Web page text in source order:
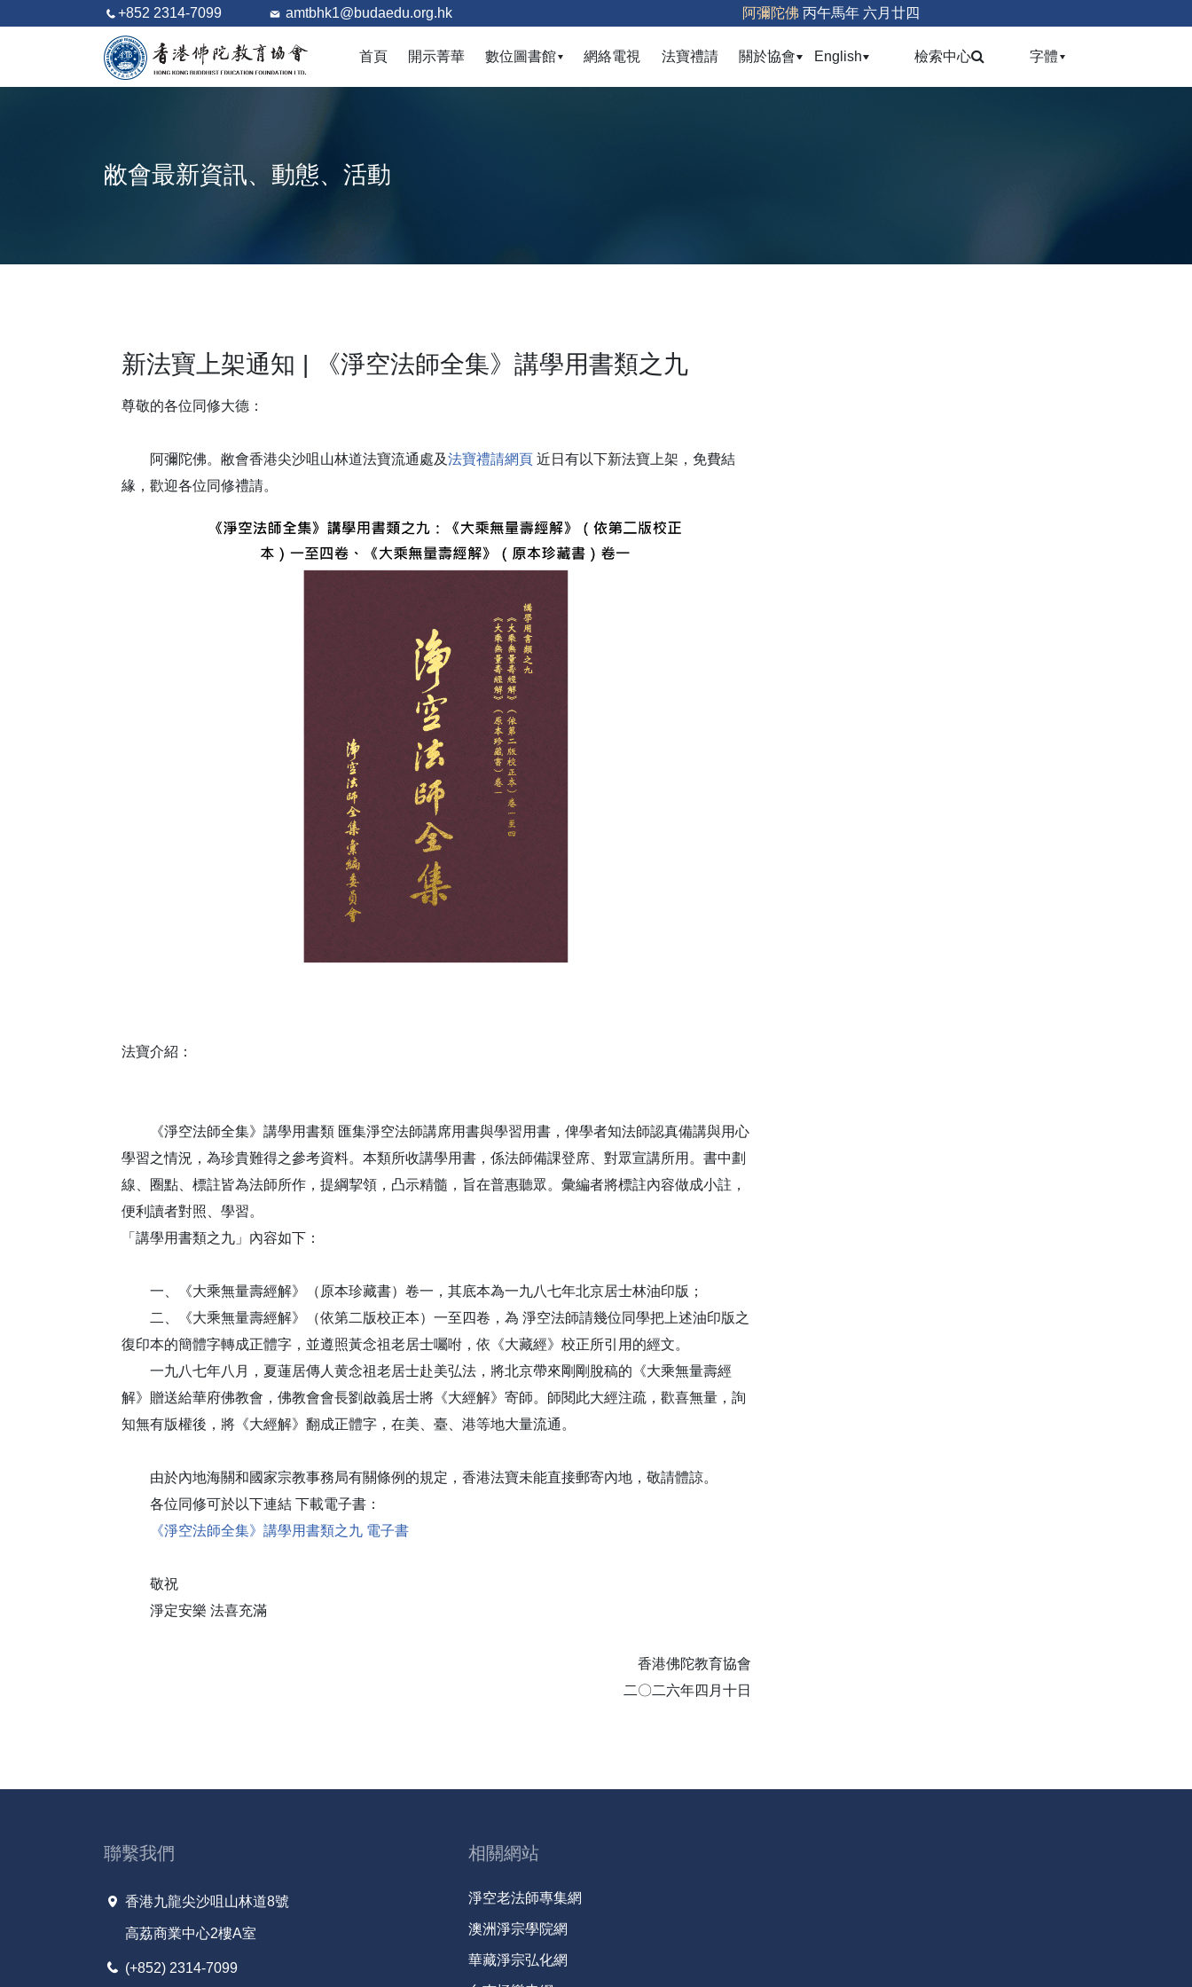
+852 2314-7099 amtbhk1@budaedu.org.hk 阿彌陀佛 丙午馬年 六月廿四
首頁 開示菁華 數位圖書館(current)網絡電視 法寶禮請 關於協會(current)
English(current)檢索中心 字體(current)
敝會最新資訊、動態、活動
新法寶上架通知 | 《淨空法師全集》講學用書類之九
尊敬的各位同修大德：
阿彌陀佛。敝會香港尖沙咀山林道法寶流通處及法寶禮請網頁 近日有以下新法寶上架，免費結
緣，歡迎各位同修禮請。
法寶介紹：
《淨空法師全集》講學用書類 匯集淨空法師講席用書與學習用書，俾學者知法師認真備講與用心
學習之情況，為珍貴難得之參考資料。本類所收講學用書，係法師備課登席、對眾宣講所用。書中劃
線、圈點、標註皆為法師所作，提綱挈領，凸示精髓，旨在普惠聽眾。彙編者將標註內容做成小註，
便利讀者對照、學習。
「講學用書類之九」內容如下：
一、《大乘無量壽經解》（原本珍藏書）卷一，其底本為一九八七年北京居士林油印版；
二、《大乘無量壽經解》（依第二版校正本）一至四卷，為 淨空法師請幾位同學把上述油印版之
復印本的簡體字轉成正體字，並遵照黃念祖老居士囑咐，依《大藏經》校正所引用的經文。
一九八七年八月，夏蓮居傳人黄念祖老居士赴美弘法，將北京帶來剛剛脫稿的《大乘無量壽經
解》贈送給華府佛教會，佛教會會長劉啟義居士將《大經解》寄師。師閱此大經注疏，歡喜無量，詢
知無有版權後，將《大經解》翻成正體字，在美、臺、港等地大量流通。
由於內地海關和國家宗教事務局有關條例的規定，香港法寶未能直接郵寄內地，敬請體諒。
各位同修可於以下連結 下載電子書：
《淨空法師全集》講學用書類之九 電子書
敬祝
淨定安樂 法喜充滿
香港佛陀教育協會
二〇二六年四月十日
聯繫我們
香港九龍尖沙咀山林道8號
高荔商業中心2樓A室
(+852) 2314-7099
相關網站
淨空老法師專集網
澳洲淨宗學院網
華藏淨宗弘化網